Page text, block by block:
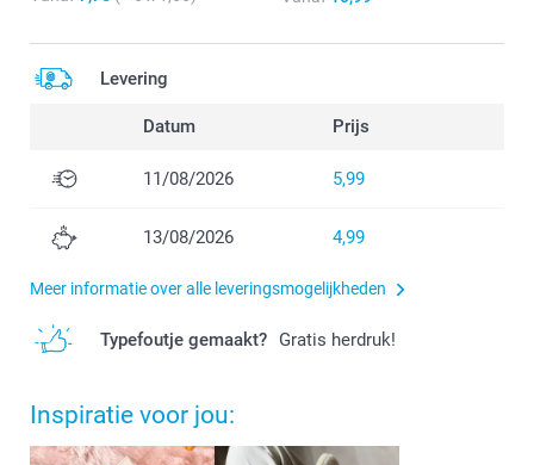
Levering
Datum Prijs
11/08/2026 5,99
13/08/2026 4,99
Meer informatie over alle leveringsmogelijkheden
Typefoutje gemaakt? Gratis herdruk!
Inspiratie voor jou: